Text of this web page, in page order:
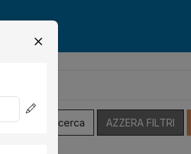
Salva Ricerca AZZERA FILTRI